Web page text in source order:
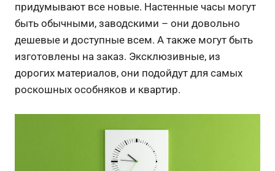
придумывают все новые. Настенные часы могут
быть обычными, заводскими – они довольно
дешевые и доступные всем. А также могут быть
изготовлены на заказ. Эксклюзивные, из
дорогих материалов, они подойдут для самых
роскошных особняков и квартир.